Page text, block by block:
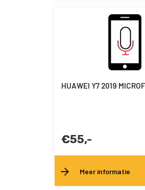
HUAWEI Y7 2019
€55,-
Meer informatie